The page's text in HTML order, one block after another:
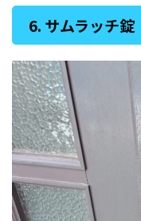
6. サムラッチ